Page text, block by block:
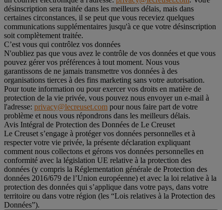
désinscription sera traitée dans les meilleurs délais, mais dans
certaines circonstances, il se peut que vous receviez quelques
communications supplémentaires jusqu'à ce que votre désinscription
soit complètement traitée.
C’est vous qui contrôlez vos données
N'oubliez pas que vous avez le contrôle de vos données et que vous
pouvez gérer vos préférences à tout moment. Nous vous
garantissons de ne jamais transmettre vos données à des
organisations tierces à des fins marketing sans votre autorisation.
Pour toute information ou pour exercer vos droits en matière de
protection de la vie privée, vous pouvez nous envoyer un e-mail à
l'adresse: privacy@lecreuset.com pour nous faire part de votre
problème et nous vous répondrons dans les meilleurs délais.
Avis Intégral de Protection des Données de Le Creuset
Le Creuset s’engage à protéger vos données personnelles et à
respecter votre vie privée, la présente déclaration expliquant
comment nous collectons et gérons vos données personnelles en
conformité avec la législation UE relative à la protection des
données (y compris la Réglementation générale de Protection des
données 2016/679 de l’Union européenne) et avec la loi relative à la
protection des données qui s’applique dans votre pays, dans votre
territoire ou dans votre région (les “Lois relatives à la Protection des
Données”).